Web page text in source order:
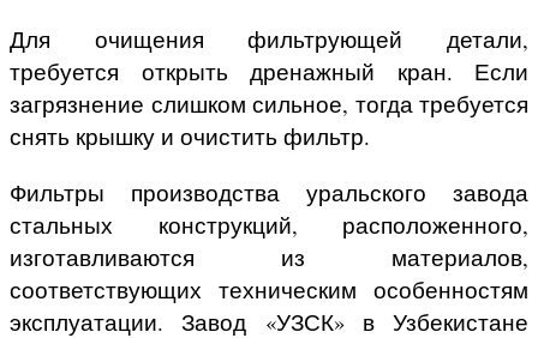
Для очищения фильтрующей детали,
требуется открыть дренажный кран. Если
загрязнение слишком сильное, тогда требуется
снять крышку и очистить фильтр.
Фильтры производства уральского завода
стальных конструкций, расположенного,
изготавливаются из материалов,
соответствующих техническим особенностям
эксплуатации. Завод «УЗСК» в Узбекистане